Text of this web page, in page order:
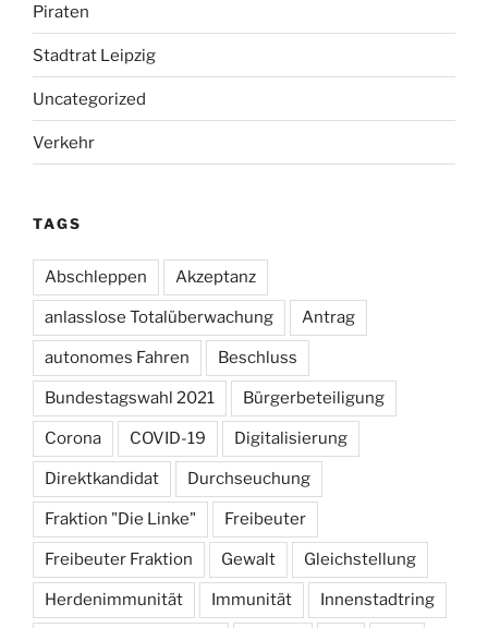
Piraten
Stadtrat Leipzig
Uncategorized
Verkehr
TAGS
Abschleppen Akzeptanz
anlasslose Totalüberwachung Antrag
autonomes Fahren Beschluss
Bundestagswahl 2021 Bürgerbeteiligung
Corona COVID-19 Digitalisierung
Direktkandidat Durchseuchung
Fraktion "Die Linke" Freibeuter
Freibeuter Fraktion Gewalt Gleichstellung
Herdenimmunität Immunität Innenstadtring